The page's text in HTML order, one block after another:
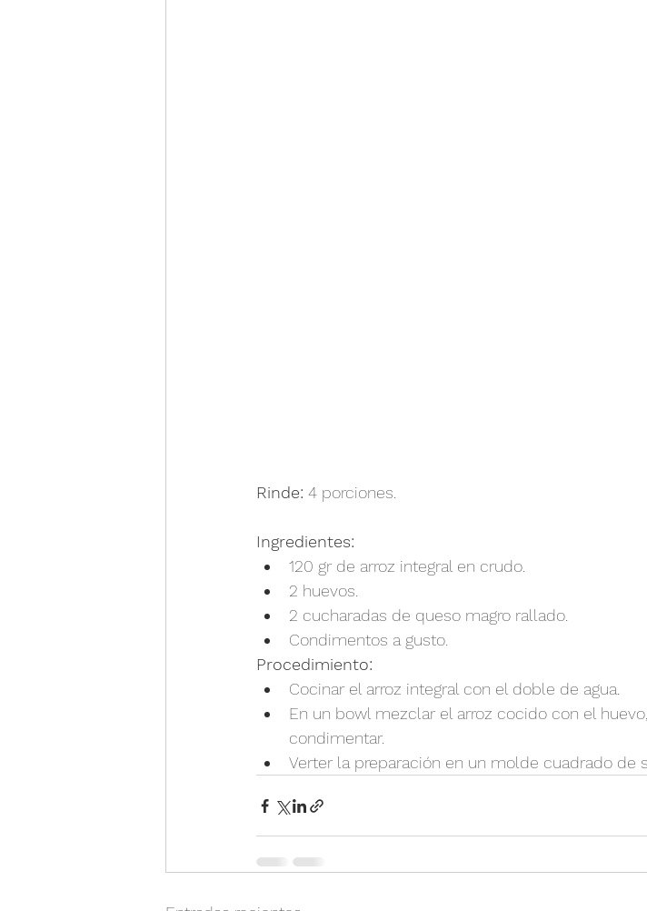
Rinde: 4 porciones.
Ingredientes:
120 gr de arroz integral en crudo.
2 huevos.
2 cucharadas de queso magro rallado.
Condimentos a gusto.
Procedimiento:
Cocinar el arroz integral con el doble de agua.
En un bowl mezclar el arroz cocido con el
condimentar.
Verter la preparación en un molde cuadrado de